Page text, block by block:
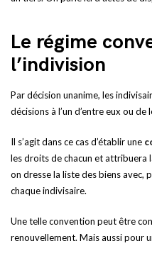
Le régime
l’indivision
Par décision unanime, les
décisions à l’un d’entre eux ou de
Il s’agit dans ce cas d’établir une
les droits de chacun et attribuera
on dresse la liste des biens avec,
chaque indivisaire.
Une telle convention peut être
renouvellement. Mais aussi pour